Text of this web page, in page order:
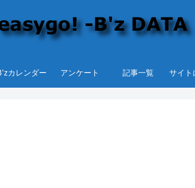
カレンダー アンケート 記事一覧 サイト